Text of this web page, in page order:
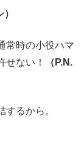
常時の小役ハマ
せない！
（P.N.
るから。